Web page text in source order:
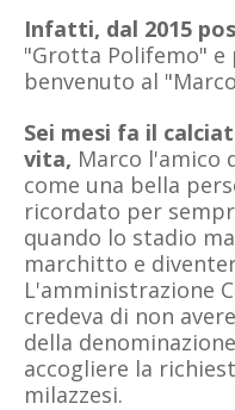
Infatti, dal 2015
"Grotta Polifemo" e
benvenuto al
Sei mesi fa il
vita, Marco
come una bella
ricordato per
quando lo stadio
marchitto e
L'amministrazione
credeva di non
della
accogliere la
milazzesi.